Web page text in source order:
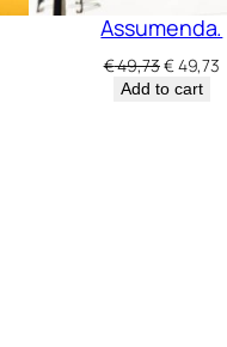
Assumenda.
€49,73Original
price
€49,73
Add to cart